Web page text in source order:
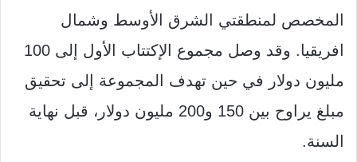
المخصص لمنطقتي الشرق الأوسط وشمال
افريقيا. وقد وصل مجموع الإكتتاب الأول إلى 100
مليون دولار في حين تهدف المجموعة إلى تحقيق
مبلغ يراوح بين 150 و200 مليون دولار، قبل نهاية
السنة.